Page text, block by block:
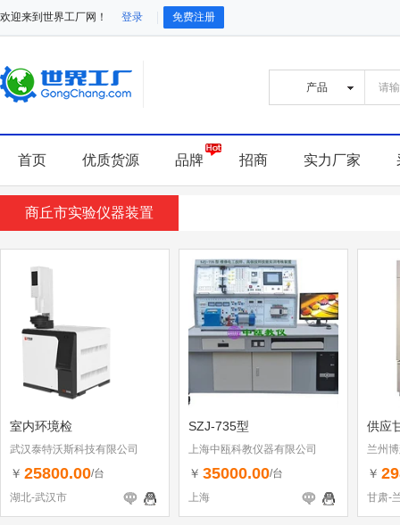
欢迎来到世界工厂网！ 登录 免费注册
首页 优质货源 品牌 招商 实力厂家
商丘市实验仪器装置
室内环境检
武汉泰特沃斯科技有限公司
￥ 25800.00/台
湖北-武汉市
SZJ-735型
上海中瓯科教仪器有限公司
￥ 35000.00/台
上海
供应
兰州
￥
甘肃-